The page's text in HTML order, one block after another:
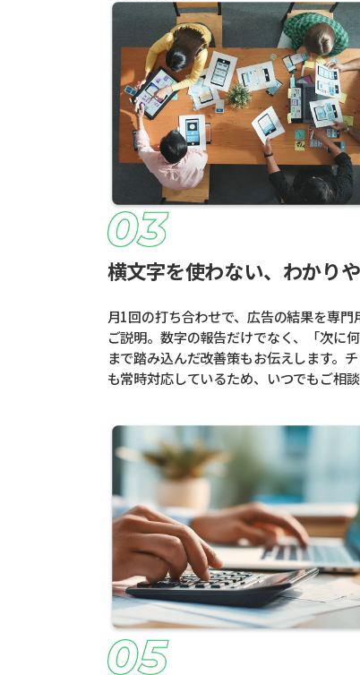
横文字を使わない、わかり
月1回の打ち合わせで、広告の結果を専門
ご説明。数字の報告だけでなく、「次に
まで踏み込んだ改善策もお伝えします。
も常時対応しているため、いつでもご相談